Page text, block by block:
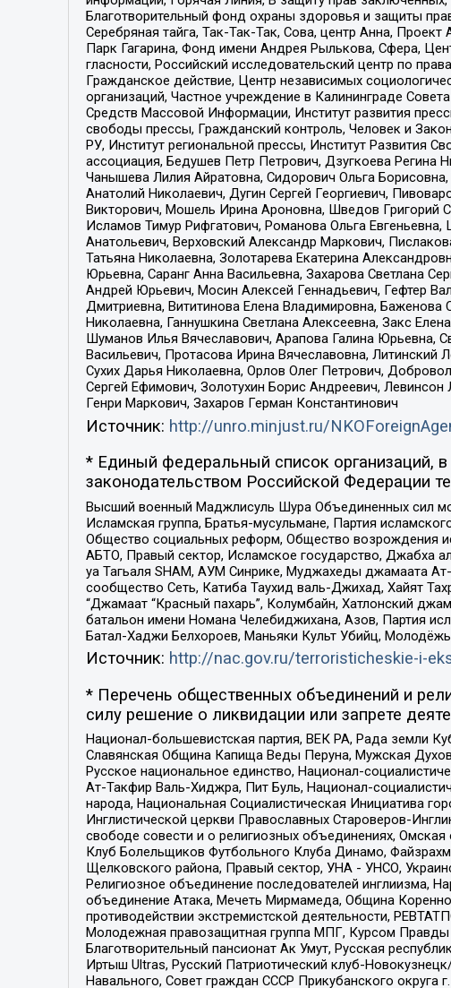
Благотворительный фонд охраны здоровья и защиты
Серебряная тайга, Так-Так-Так, Сова, центр Анна,
Парк Гагарина, Фонд имени Андрея Рылькова, Сфера,
гласности, Российский исследовательский центр по
Гражданское действие, Центр независимых
организаций, Частное учреждение в Калининграде
Средств Массовой Информации, Институт развития
свободы прессы, Гражданский контроль, Человек и
РУ, Институт региональной прессы, Институт Развития
ассоциация, Бедушев Петр Петрович, Дзугкоева
Чанышева Лилия Айратовна, Сидорович Ольга
Анатолий Николаевич, Дугин Сергей Георгиевич,
Викторович, Мошель Ирина Ароновна, Шведов Григорий
Исламов Тимур Рифгатович, Романова Ольга
Анатольевич, Верховский Александр Маркович,
Татьяна Николаевна, Золотарева Екатерина
Юрьевна, Саранг Анна Васильевна, Захарова Светлана
Андрей Юрьевич, Мосин Алексей Геннадьевич, Гефтер
Дмитриевна, Вититинова Елена Владимировна, Баженова
Николаевна, Ганнушкина Светлана Алексеевна, Закс
Шуманов Илья Вячеславович, Арапова Галина Юрьевна,
Васильевич, Протасова Ирина Вячеславовна,
Сухих Дарья Николаевна, Орлов Олег Петрович,
Сергей Ефимович, Золотухин Борис Андреевич,
Генри Маркович, Захаров Герман Константинович
Источник: http://unro.minjust.ru/
* Единый федеральный список организаций,
законодательством Российской Федерации
Высший военный Маджлисуль Шура Объединенных сил
Исламская группа, Братья-мусульмане, Партия
Общество социальных реформ, Общество возрождения
АБТО, Правый сектор, Исламское государство, Джабха
уа Тагьаля SHAM, АУМ Синрике, Муджахеды джамаата
сообщество Сеть, Катиба Таухид валь-Джихад, Хайят
“Джамаат “Красный пахарь”, Колумбайн, Хатлонский
батальон имени Номана Челебиджихана, Азов, Партия
Батал-Хаджи Белхороев, Маньяки Культ Убийц,
Источник: http://nac.gov.ru/terroristicheskie-i-
* Перечень общественных объединений и
силу решение о ликвидации или запрете
Национал-большевистская партия, ВЕК РА, Рада земли
Славянская Община Капища Веды Перуна, Мужская
Русское национальное единство, Национал-
Ат-Такфир Валь-Хиджра, Пит Буль, Национал-
народа, Национальная Социалистическая Инициатива
Инглистической церкви Православных Староверов-
свободе совести и о религиозных объединениях,
Клуб Болельщиков Футбольного Клуба Динамо,
Щелковского района, Правый сектор, УНА - УНСО,
Религиозное объединение последователей инглиизма,
объединение Атака, Мечеть Мирмамеда, Община
противодействии экстремистской деятельности,
Молодежная правозащитная группа МПГ, Курсом Правды
Благотворительный пансионат Ак Умут, Русская
Иртыш Ultras, Русский Патриотический клуб-
Навального, Совет граждан СССР Прикубанского